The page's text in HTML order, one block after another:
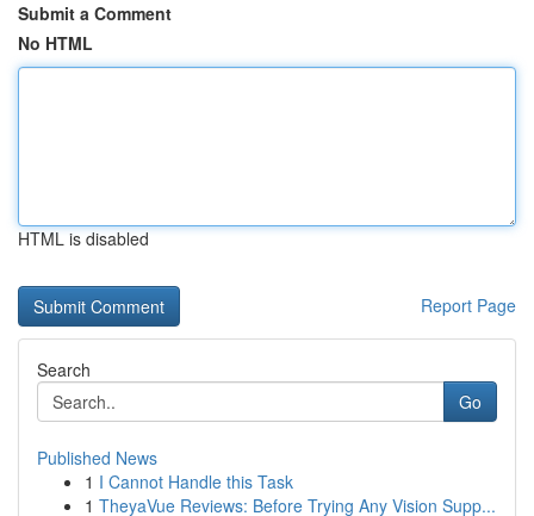
Submit a Comment
No HTML
HTML is disabled
Report Page
Search
Go
Published News
1 I Cannot Handle this Task
1 TheyaVue Reviews: Before Trying Any Vision Supp...